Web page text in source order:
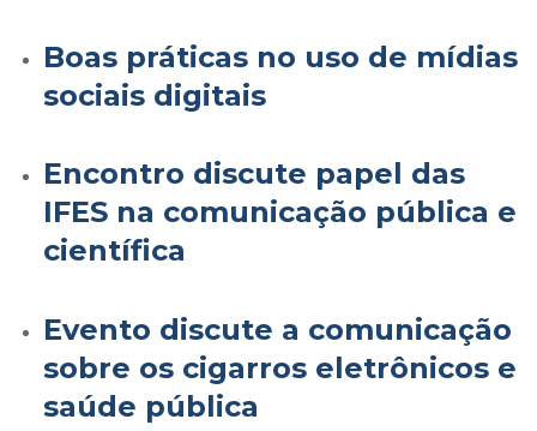
Boas práticas no uso de mídias
sociais digitais
Encontro discute papel das
IFES na comunicação pública e
científica
Evento discute a comunicação
sobre os cigarros eletrônicos e
saúde pública